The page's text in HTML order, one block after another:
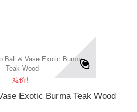
减价！
Exotic Burma Teak Wood